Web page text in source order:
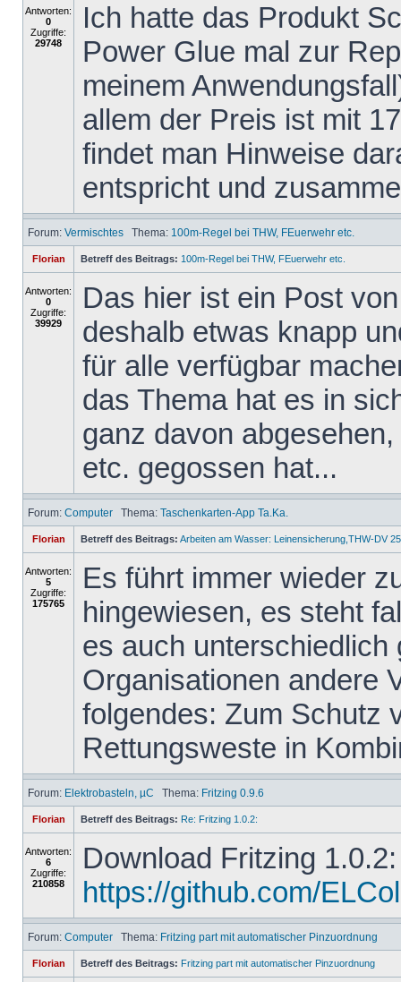
Antworten:
0
Zugriffe:
29748
Ich hatte das Produkt
Power Glue mal zur
meinem
allem der Preis ist mit
findet man Hinweise
entspricht und
Forum: Vermischtes Thema: 100m-Regel bei THW, FEuerwehr etc.
Florian Betreff des Beitrags: 100m-Regel bei THW, FEuerwehr etc.
Antworten:
0
Zugriffe:
39929
Das hier ist ein Post
deshalb etwas knapp
für alle verfügbar
das Thema hat es in
ganz davon
etc. gegossen hat...
Forum: Computer Thema: Taschenkarten-App Ta.Ka.
Florian Betreff des Beitrags: Arbeiten am Wasser: Leinensicherung,THW-DV
Antworten:
5
Zugriffe:
175765
Es führt immer wieder
hingewiesen, es steht
es auch unterschiedlich
Organisationen andere
folgendes: Zum Schutz
Rettungsweste in
Forum: Elektrobasteln, µC Thema: Fritzing 0.9.6
Florian Betreff des Beitrags: Re: Fritzing 1.0.2:
Antworten:
6
Zugriffe:
210858
Download Fritzing 1.0.2:
https://github.com/
Forum: Computer Thema: Fritzing part mit automatischer Pinzuordnung
Florian Betreff des Beitrags: Fritzing part mit automatischer Pinzuordnung